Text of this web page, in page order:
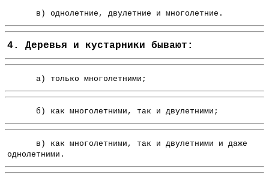
в) однолетние, двулетние и многолетние.
4. Деревья и кустарники бывают:
а) только многолетними;
б) как многолетними, так и двулетними;
в) как многолетними, так и двулетними и даже
однолетними.